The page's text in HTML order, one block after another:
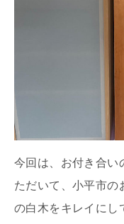
今回は、お付き合い
ただいて、小平市の
の白木をキレイにし